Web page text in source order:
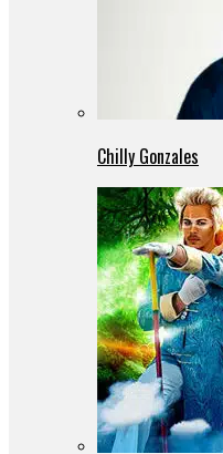
Chilly Gonzales